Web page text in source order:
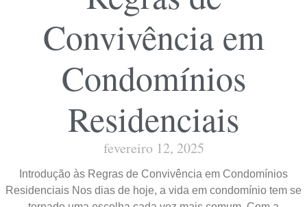
Convivência em
Condomínios
Residenciais
fevereiro 12, 2025
Introdução às Regras de Convivência em Condomínios
Residenciais Nos dias de hoje, a vida em condomínio tem se